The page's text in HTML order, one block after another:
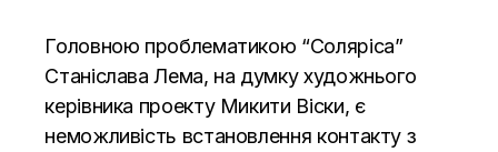
Головною проблематикою “Соляріса”
Станіслава Лема, на думку художнього
керівника проекту Микити Віски, є
неможливість встановлення контакту з